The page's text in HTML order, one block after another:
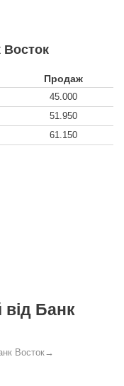
Восток
Продаж
45.000
51.950
61.150
Банк
Восток→